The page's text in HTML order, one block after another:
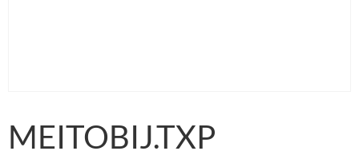
MEITOBIJ.TXP